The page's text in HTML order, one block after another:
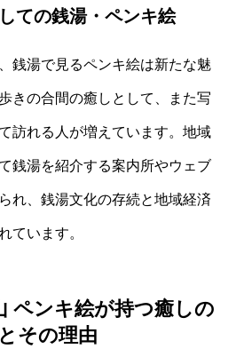
ての銭湯・ペンキ絵
銭湯で見るペンキ絵は新たな魅
きの合間の癒しとして、また写
訪れる人が増えています。地域
銭湯を紹介する案内所やウェブ
れ、銭湯文化の存続と地域経済
ています。
ペンキ絵が持つ癒しの
その理由